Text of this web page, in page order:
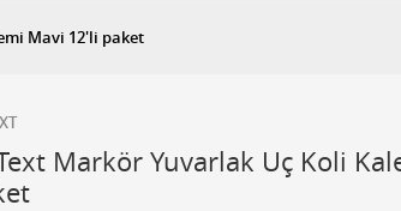
Mavi 12'li paket
Markör Yuvarlak Uç Koli